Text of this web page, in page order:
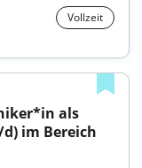
Vollzeit
als
im Bereich